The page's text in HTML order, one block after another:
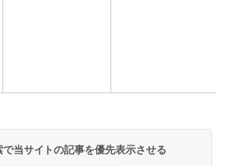
当サイトの記事を優先表示させる